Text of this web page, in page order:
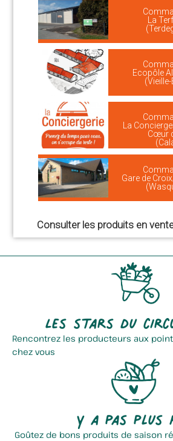
La
Ecopôle
La
Cœur
Gare de
Consulter les produits en
Les stars du
Rencontrez les producteurs aux
chez vous
Y a pas
Goûtez de bons produits de saison